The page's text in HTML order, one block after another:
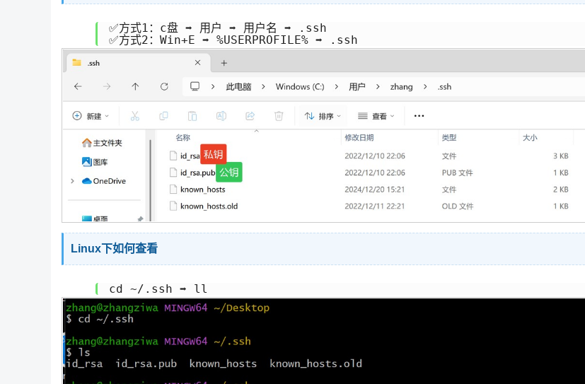
✅方式1：c盘 ➡ 用户 ➡ 用户名 ➡ .ssh
✅方式2：Win+E ➡ %USERPROFILE% ➡ .ssh
Linux下如何查看